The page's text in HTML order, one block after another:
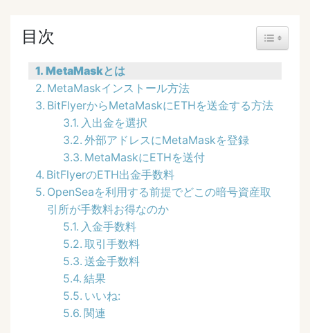
目次 Toggle
MetaMaskとは
MetaMaskインストール方法
BitFlyerからMetaMaskにETHを送金する方法
入出金を選択
外部アドレスにMetaMaskを登録
MetaMaskにETHを送付
BitFlyerのETH出金手数料
OpenSeaを利用する前提でどこの暗号資産取
引所が手数料お得なのか
入金手数料
取引手数料
送金手数料
結果
いいね:
関連